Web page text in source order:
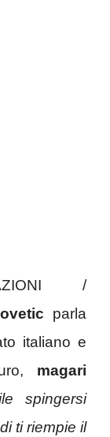
/
parla
italiano e
magari
spingersi
ti riempie il